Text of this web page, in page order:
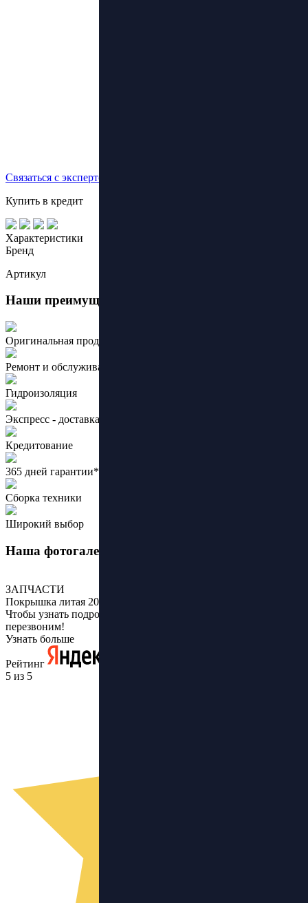
Связаться с экспертом
Купить в кредит
Характеристики
Бренд
Артикул
Наши преимущества:
Оригинальная продукция ведущих брендов
Ремонт и обслуживание
Гидроизоляция
Экспресс - доставка
Кредитование
365 дней гарантии*
Сборка техники
Широкий выбор
Наша фотогалерея
ЗАПЧАСТИ
Покрышка литая 200х60
Чтобы узнать подробнее, оставьте заявку и мы Вам
перезвоним!
Узнать больше
Рейтинг
5 из 5